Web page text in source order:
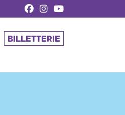
BILLETTERIE